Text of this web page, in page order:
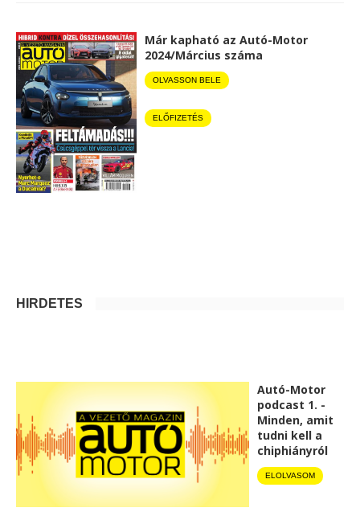
Már kapható az Autó-Motor
2024/Március száma
OLVASSON BELE
ELŐFIZETÉS
HIRDETÉS
Autó-Motor
podcast 1. -
Minden, amit
tudni kell a
chiphiányról
ELOLVASOM